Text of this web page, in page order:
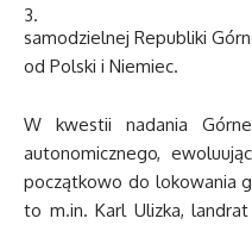
samodzielnej Republiki
od Polski i Niemiec.
W kwestii nadania
autonomicznego,
początkowo do lokowania
to m.in. Karl Ulizka,